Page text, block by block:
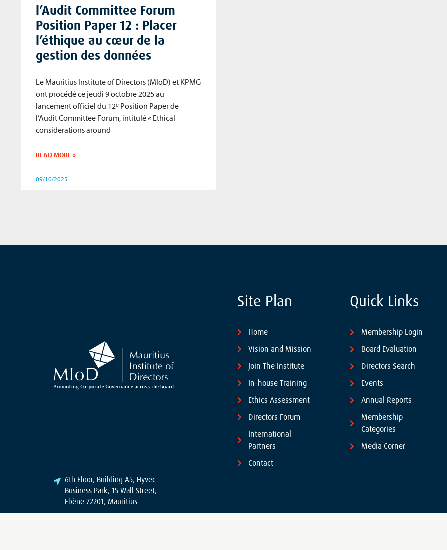
l’Audit Committee Forum
Position Paper 12 : Placer
l’éthique au cœur de la
gestion des données
Le Mauritius Institute of Directors (MIoD) et KPMG
ont procédé ce jeudi 9 octobre 2025 au
lancement officiel du 12ᵉ Position Paper de
l’Audit Committee Forum, intitulé « Ethical
considerations around
READ MORE »
09/10/2025
6th Floor, Building A5, Hyvec
Business Park, 15 Wall Street,
Ebène 72201, Mauritius
Site Plan
Home
Vision and Mission
Join The Institute
In-house Training
Ethics Assessment
Directors Forum
International
Partners
Contact
Quick Links
Membership Login
Board Evaluation
Directors Search
Events
Annual Reports
Membership
Categories
Media Corner